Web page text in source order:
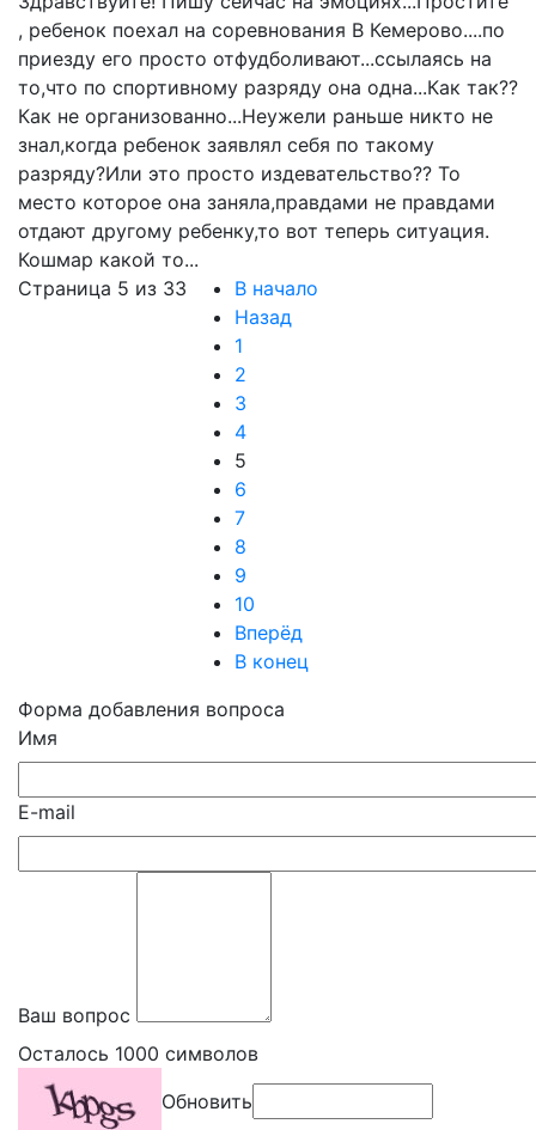
, ребенок поехал на соревнования В Кемерово....по
приезду его просто отфудболивают...ссылаясь на
то,что по спортивному разряду она одна...Как так??
Как не организованно...Неужели раньше никто не
знал,когда ребенок заявлял себя по такому
разряду?Или это просто издевательство?? То
место которое она заняла,правдами не правдами
отдают другому ребенку,то вот теперь ситуация.
Кошмар какой то...
Страница 5 из 33
В начало
Назад
1
2
3
4
5
6
7
8
9
10
Вперёд
В конец
Форма добавления вопроса
Имя
E-mail
Ваш вопрос
Осталось 1000 символов
Обновить